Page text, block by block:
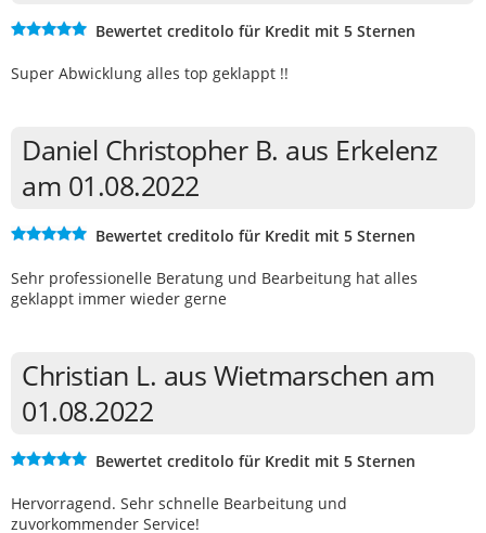
Bewertet creditolo für Kredit mit 5 Sternen
Super Abwicklung alles top geklappt !!
Daniel Christopher B. aus Erkelenz
am 01.08.2022
Bewertet creditolo für Kredit mit 5 Sternen
Sehr professionelle Beratung und Bearbeitung hat alles
geklappt immer wieder gerne
Christian L. aus Wietmarschen am
01.08.2022
Bewertet creditolo für Kredit mit 5 Sternen
Hervorragend. Sehr schnelle Bearbeitung und
zuvorkommender Service!